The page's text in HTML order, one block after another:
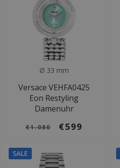
Ø 33 mm
Versace VEHFA0425
Eon Restyling
Damenuhr
€1.080 €599
SALE